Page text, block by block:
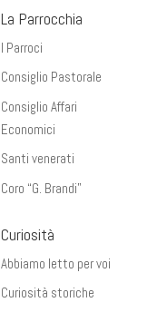
La Parrocchia
I Parroci
Consiglio Pastorale
Consiglio Affari
Economici
Santi venerati
Coro “G. Brandi”
Curiosità
Abbiamo letto per voi
Curiosità storiche